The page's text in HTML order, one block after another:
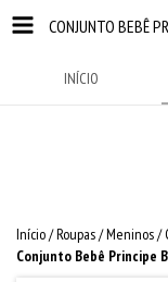
CONJUNTO BEBÊ
INÍCIO
Início/Roupas/Meninos/
Conjunto Bebê Principe